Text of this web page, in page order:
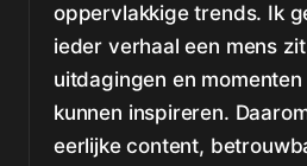
oppervlakkige trends. Ik
ieder verhaal een mens
uitdagingen en
kunnen inspireren.
eerlijke content,